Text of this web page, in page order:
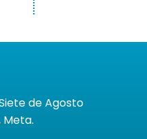
de Agosto
Meta.